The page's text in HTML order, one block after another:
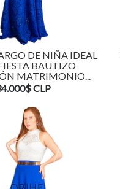
DE NIÑA IDEAL
BAUTIZO
MATRIMONIO...
CLP